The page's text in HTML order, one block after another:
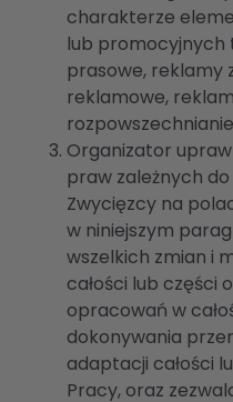
charakterze
lub promocyjnych
prasowe, reklamy
reklamowe,
Organizator
praw zależnych
Zwycięzcy na
w niniejszym
wszelkich zmian i
całości lub części
opracowań w
dokonywania
adaptacji całości
Pracy, oraz